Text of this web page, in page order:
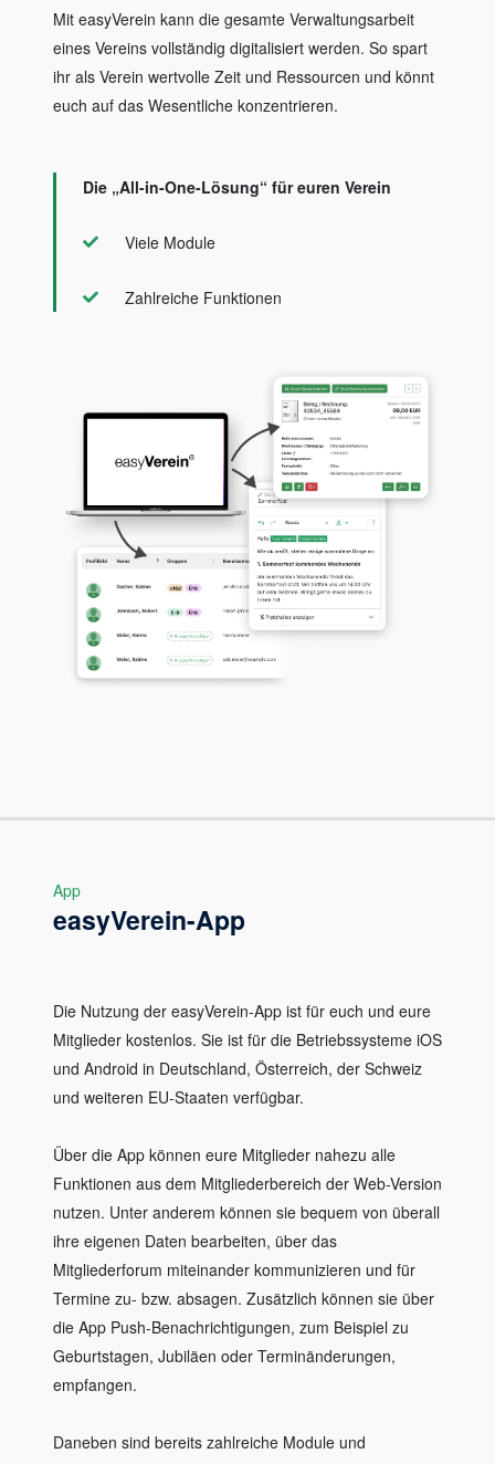
Mit easyVerein kann die gesamte Verwaltungsarbeit
eines Vereins vollständig digitalisiert werden. So spart
ihr als Verein wertvolle Zeit und Ressourcen und könnt
euch auf das Wesentliche konzentrieren.
Die „All-in-One-Lösung“ für euren Verein
Viele Module
Zahlreiche Funktionen
App
easyVerein-App
Die Nutzung der easyVerein-App ist für euch und eure
Mitglieder kostenlos. Sie ist für die Betriebssysteme iOS
und Android in Deutschland, Österreich, der Schweiz
und weiteren EU-Staaten verfügbar.
Über die App können eure Mitglieder nahezu alle
Funktionen aus dem Mitgliederbereich der Web-Version
nutzen. Unter anderem können sie bequem von überall
ihre eigenen Daten bearbeiten, über das
Mitgliederforum miteinander kommunizieren und für
Termine zu- bzw. absagen. Zusätzlich können sie über
die App Push-Benachrichtigungen, zum Beispiel zu
Geburtstagen, Jubiläen oder Terminänderungen,
empfangen.
Daneben sind bereits zahlreiche Module und